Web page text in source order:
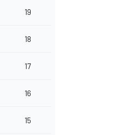
19
18
17
16
15